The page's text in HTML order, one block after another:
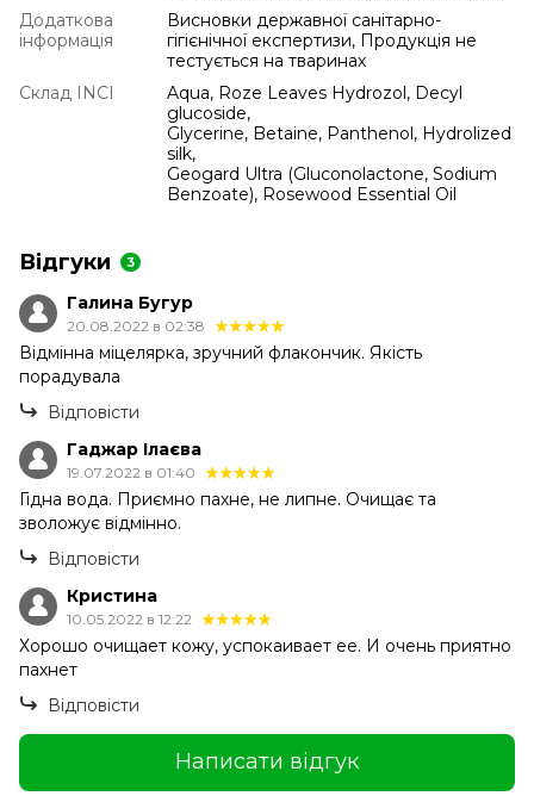
Додаткова
інформація
Висновки державної санітарно-
гігієнічної експертизи, Продукція не
тестується на тваринах
Склад INCI
Aqua, Roze Leaves Hydrozol, Decyl
glucoside,
Glycerine, Betaine, Panthenol, Hydrolized
silk,
Geogard Ultra (Gluconolactone, Sodium
Benzoate), Rosewood Essential Oil
Відгуки 3
Галина Бугур
20.08.2022 в 02:38
Відмінна міцелярка, зручний флакончик. Якість
порадувала
Відповісти
Гаджар Ілаєва
19.07.2022 в 01:40
Гідна вода. Приємно пахне, не липне. Очищає та
зволожує відмінно.
Відповісти
Кристина
10.05.2022 в 12:22
Хорошо очищает кожу, успокаивает ее. И очень приятно
пахнет
Відповісти
Написати відгук